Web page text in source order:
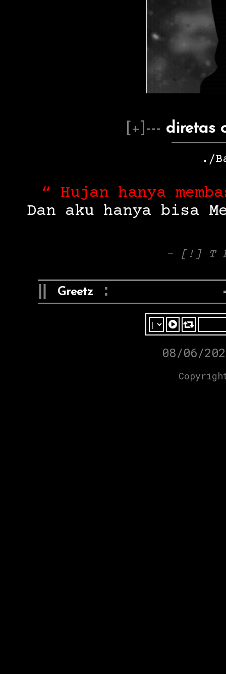
[+]--- diretas
./
“ Hujan hanya
Dan aku hanya bisa
– [!] T
|| Greetz : -
08/06/